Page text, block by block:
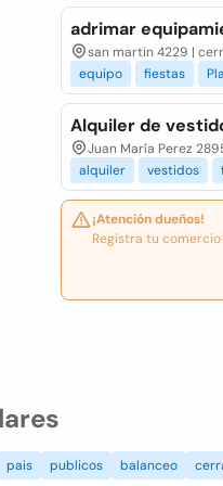
adrimar
san martin 4229 |
equipo
fiestas
Alquiler de
Juan María Perez
alquiler
vestidos
¡Atención dueños!
Registra tu
pais publicos balanceo